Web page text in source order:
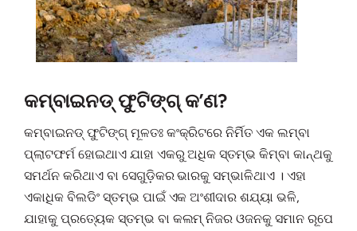
କମ୍ବାଇନଡ୍ ଫୁଟିଙ୍ଗ୍ କ’ଣ?
କମ୍ବାଇନଡ୍ ଫୁଟିଙ୍ଗ୍ ମୂଳତଃ କଂକ୍ରିଟରେ ନିର୍ମିତ ଏକ ଲମ୍ବା
ପ୍ଲାଟଫର୍ମ ହୋଇଥାଏ ଯାହା ଏକରୁ ଅଧିକ ସ୍ତମ୍ଭ କିମ୍ବା କାନ୍ଥକୁ
ସମର୍ଥନ କରିଥାଏ ବା ସେଗୁଡ଼ିକର ଭାରକୁ ସମ୍ଭାଳିଥାଏ । ଏହା
ଏକାଧିକ ବିଲଡିଂ ସ୍ତମ୍ଭ ପାଇଁ ଏକ ଅଂଶୀଦାର ଶଯ୍ୟା ଭଳି,
ଯାହାକୁ ପ୍ରତ୍ୟେକ ସ୍ତମ୍ଭ ବା କଲମ୍ ନିଜର ଓଜନକୁ ସମାନ ରୂପେ